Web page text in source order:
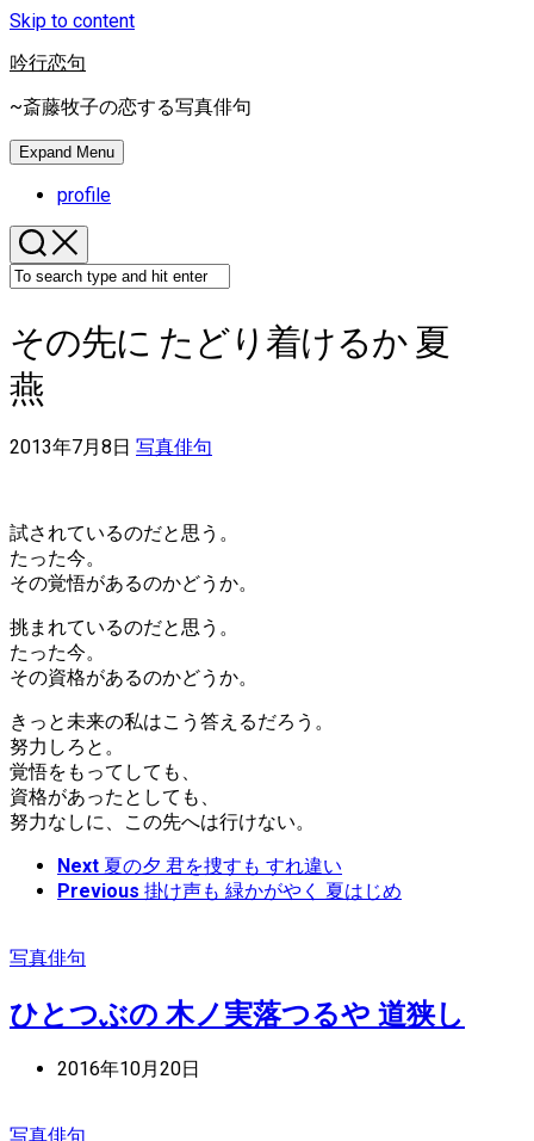
Skip to content
吟行恋句
~斎藤牧子の恋する写真俳句
Expand Menu
profile
その先に たどり着けるか 夏
燕
2013年7月8日 写真俳句
試されているのだと思う。
たった今。
その覚悟があるのかどうか。
挑まれているのだと思う。
たった今。
その資格があるのかどうか。
きっと未来の私はこう答えるだろう。
努力しろと。
覚悟をもってしても、
資格があったとしても、
努力なしに、この先へは行けない。
Next 夏の夕 君を捜すも すれ違い
Previous 掛け声も 緑かがやく 夏はじめ
写真俳句
ひとつぶの 木ノ実落つるや 道狭し
2016年10月20日
写真俳句